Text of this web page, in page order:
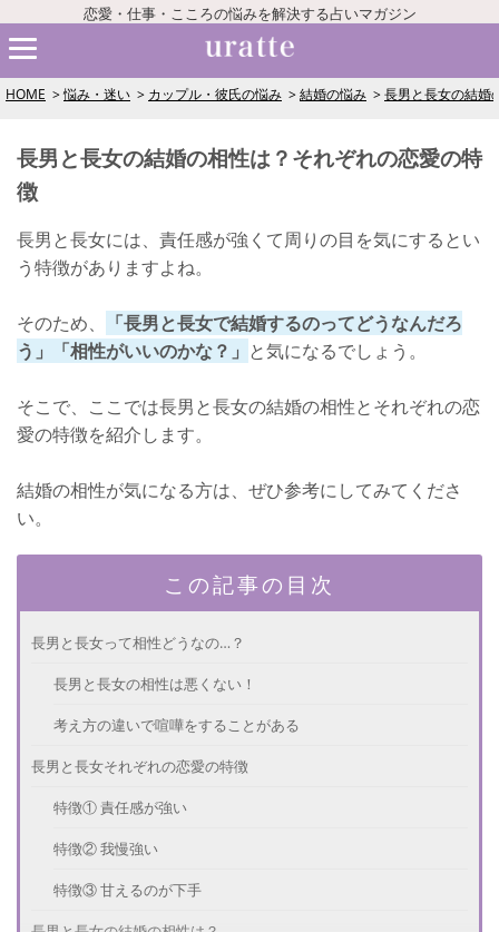
恋愛・仕事・こころの悩みを解決する占いマガジン
HOME 悩み・迷い カップル・彼氏の悩み 結婚の悩み 長男と長女の結婚
長男と長女の結婚の相性は？それぞれの恋愛の特
徴
長男と長女には、責任感が強くて周りの目を気にするとい
う特徴がありますよね。
そのため、
「長男と長女で結婚するのってどうなんだろ
う」「相性がいいのかな？」 と気になるでしょう。
そこで、ここでは長男と長女の結婚の相性とそれぞれの恋
愛の特徴を紹介します。
結婚の相性が気になる方は、ぜひ参考にしてみてくださ
い。
この記事の目次
長男と長女って相性どうなの…？
長男と長女の相性は悪くない！
考え方の違いで喧嘩をすることがある
長男と長女それぞれの恋愛の特徴
特徴① 責任感が強い
特徴② 我慢強い
特徴③ 甘えるのが下手